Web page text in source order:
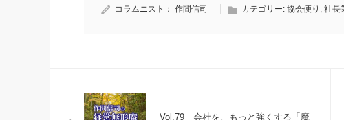
コラムニスト： 作間信司 カテゴリー: 協会便り , 社長
Vol.79 会社を、もっと強くする「魔